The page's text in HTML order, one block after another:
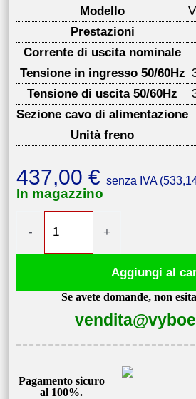
Modello
Prestazioni
Corrente di uscita nominale
Tensione in ingresso 50/60Hz
Tensione di uscita 50/60Hz
Sezione cavo di alimentazione
Unità freno
437,00 € senza IVA (
In magazzino
- +
Aggiungi al
Se avete domande, non
Pagamento sicuro
al 100%.